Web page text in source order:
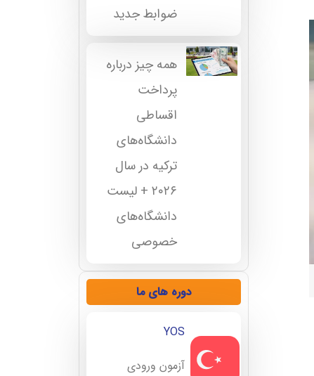
ضوابط جدید
همه چیز درباره
پرداخت
اقساطی
دانشگاه‌های
ترکیه در سال
۲۰۲۶ + لیست
دانشگاه‌های
خصوصی
دوره های ما
YOS
آزمون ورودی